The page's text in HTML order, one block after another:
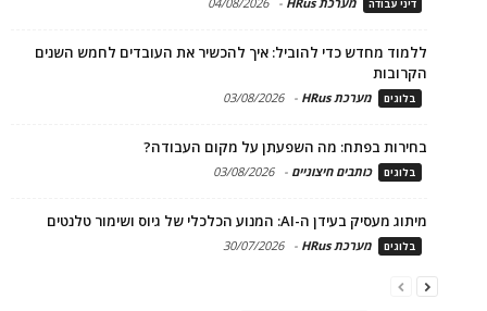
דיני עבודה
ללמוד מחדש כדי להוביל: איך להכשיר את העובדים לחמש השנים
הקרובות
בלוגים מערכת HRus -
03/08/2026
בחירות בפתח: מה השפעתן על מקום העבודה?
בלוגים כותבים חיצוניים -
03/08/2026
מיתוג מעסיק בעידן ה-AI: המנוע הכלכלי של גיוס ושימור טלנטים
בלוגים מערכת HRus -
30/07/2026